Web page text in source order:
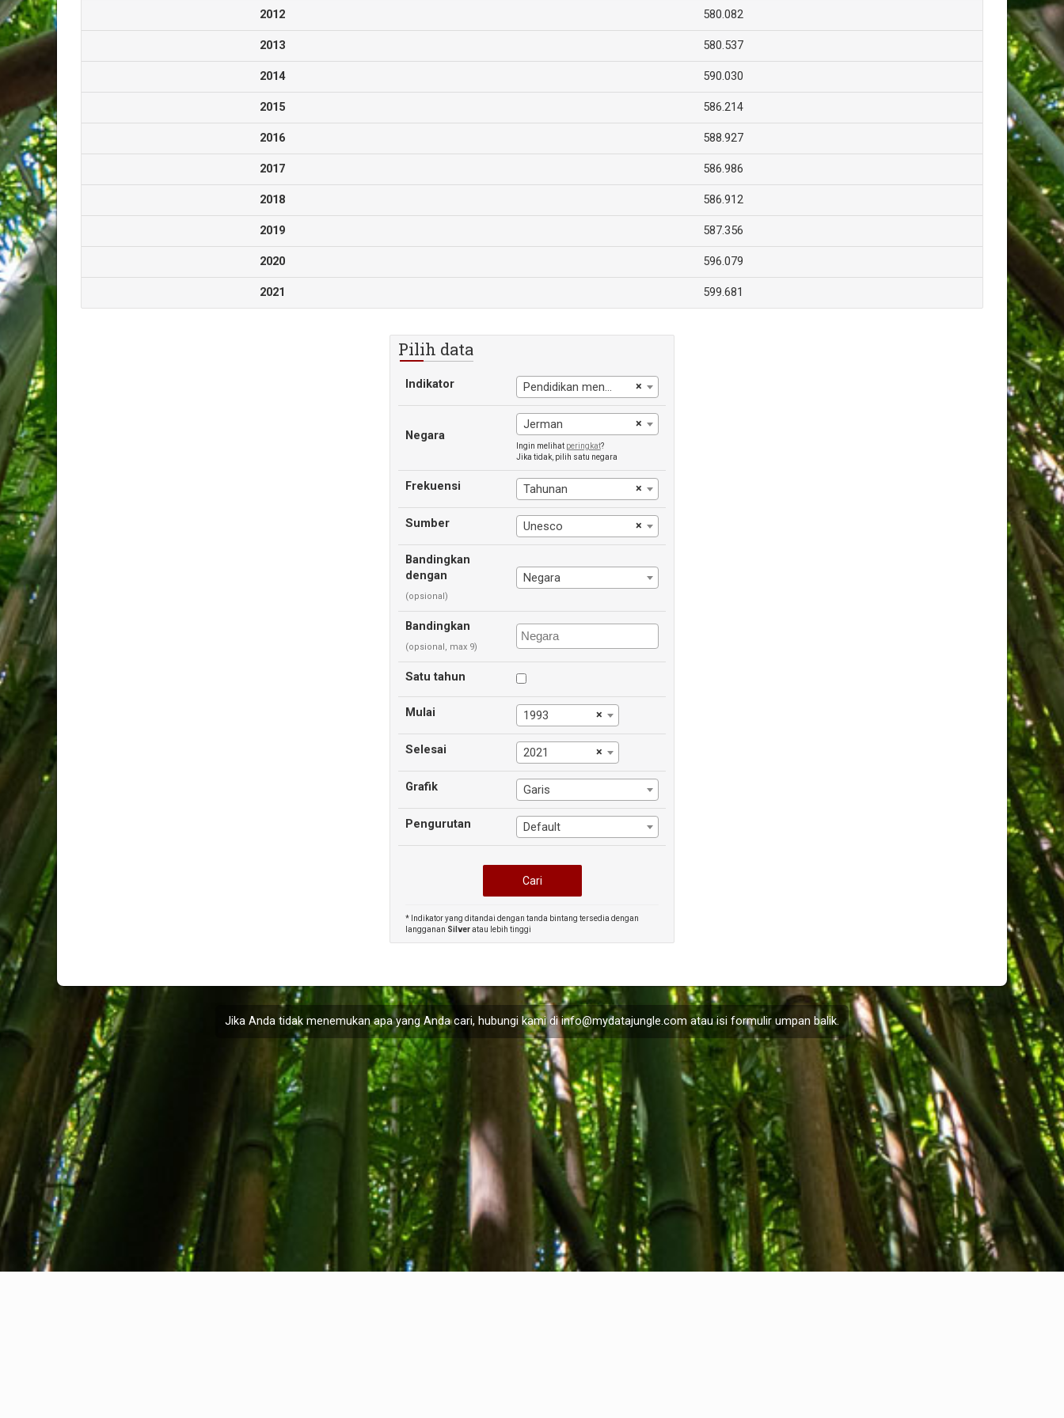
2012 580.082
2013 580.537
2014 590.030
2015 586.214
2016 588.927
2017 586.986
2018 586.912
2019 587.356
2020 596.079
2021 599.681
Pilih data
Indikator ×
Pendidikan menengah, guru
Negara
×
Jerman
Ingin melihat peringkat?
Jika tidak, pilih satu negara
Frekuensi ×
Tahunan
Sumber ×
Unesco
Bandingkan
dengan
(opsional)
Negara
Bandingkan
(opsional, max 9)
Satu tahun
Mulai ×
1993
Selesai ×
2021
Grafik Garis
Pengurutan Default
* Indikator yang ditandai dengan tanda bintang tersedia dengan
langganan Silveratau lebih tinggi
Jika Anda tidak menemukan apa yang Anda cari, hubungi kami diinfo@mydatajungle.com atau isi formulir umpan balik.